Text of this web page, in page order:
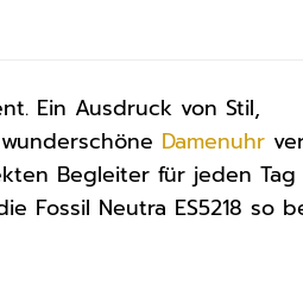
Ein Ausdruck von Stil,
Damenuhr
Begleiter für jeden
Fossil Neutra ES5218 so